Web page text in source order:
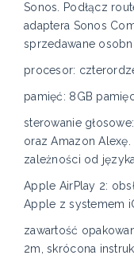
Sonos. Podłącz
adaptera Sonos
sprzedawane
procesor:
pamięć: 8GB
sterowanie
oraz Amazon
zależności od
Apple AirPlay 2:
Apple z systemem
zawartość
2m, skrócona